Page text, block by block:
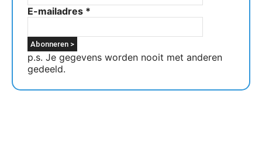
E-mailadres *
p.s. Je gegevens worden nooit met anderen
gedeeld.